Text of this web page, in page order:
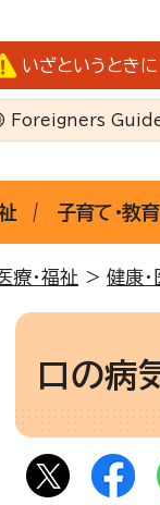
いざというときに
Foreigners
子育て・教
療・福祉 > 健康
口の病